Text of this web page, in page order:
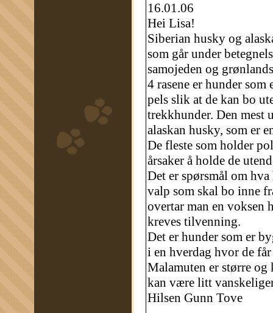
16.01.06
Hei Lisa!
Siberian husky og
som går under
samojeden og
4 rasene er hunder
pels slik at de kan bo
trekkhunder. Den mest
alaskan husky, som er
De fleste som holder
årsaker å holde de
Det er spørsmål om
valp som skal bo inne
overtar man en voksen
kreves tilvenning.
Det er hunder som er
i en hverdag hvor de
Malamuten er større
kan være litt
Hilsen Gunn Tove